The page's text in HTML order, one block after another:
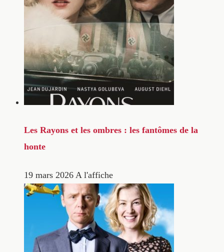
Les Rayons et les ombres : les fantômes de la
honte
19 mars 2026 A l'affiche